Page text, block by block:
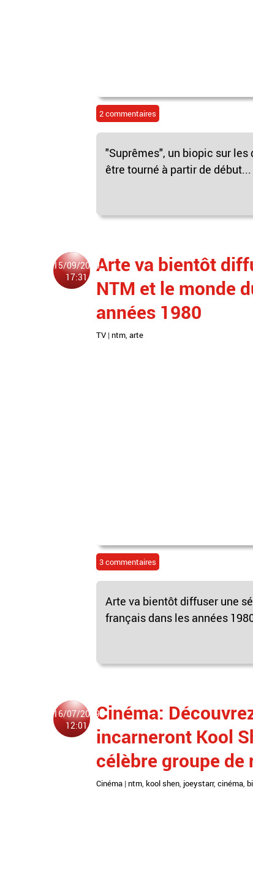
2 commentaires
"Suprêmes", un biopic sur
être tourné à partir de début...
15/09/2019
17:31
Arte va bientôt
NTM et le monde
années 1980
TV | ntm, arte
3 commentaires
Arte va bientôt diffuser une
français dans les années
16/07/2019
12:01
Cinéma:
incarneront Kool
célèbre groupe de
Cinéma | ntm kool shen joeystarr, cinéma